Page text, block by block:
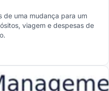
de uma mudança para um
viagem e despesas de